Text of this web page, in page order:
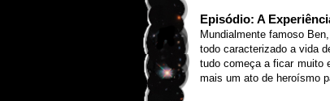
Episódio: A
Mundialmente famoso
todo caracterizado a vida
tudo começa a ficar muito
mais um ato de heroísmo